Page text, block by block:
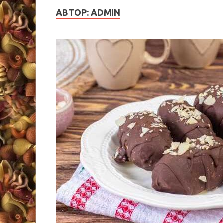
АВТОР: ADMIN